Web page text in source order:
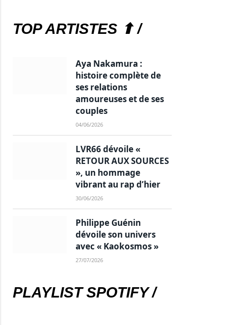
TOP ARTISTES ⬆ /
Aya Nakamura :
histoire complète de
ses relations
amoureuses et de ses
couples
04/06/2026
LVR66 dévoile «
RETOUR AUX SOURCES
», un hommage
vibrant au rap d’hier
30/06/2026
Philippe Guénin
dévoile son univers
avec « Kaokosmos »
27/07/2026
PLAYLIST SPOTIFY /